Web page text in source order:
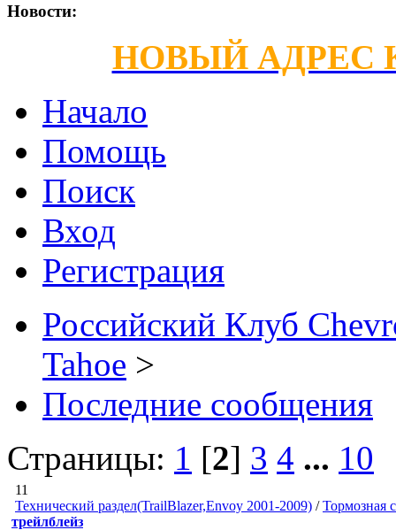
Новости:
НОВЫЙ АДРЕС
Начало
Помощь
Поиск
Вход
Регистрация
Российский Клуб
Tahoe >
Последние сообщения
Страницы: 1 [2] 3 4 ... 10
11
Технический раздел(TrailBlazer,Envoy 2001-2009) /Тормозная
трейлблейз